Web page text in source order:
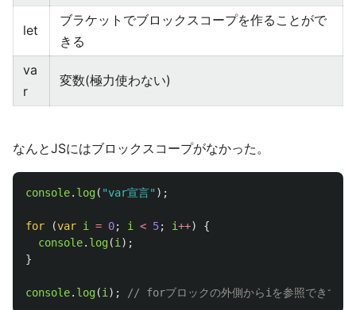
let
ブラケットでブロックスコープを作ることがで
きる
va
r
変数(極力使わない)
なんとJSにはブロックスコープがなかった。
console. log( "var宣言" );
for (var i = 0; i < 5; i++)
{
console. log(i );
}
console. log(i ); // forブロックの外側からiを参照できてし